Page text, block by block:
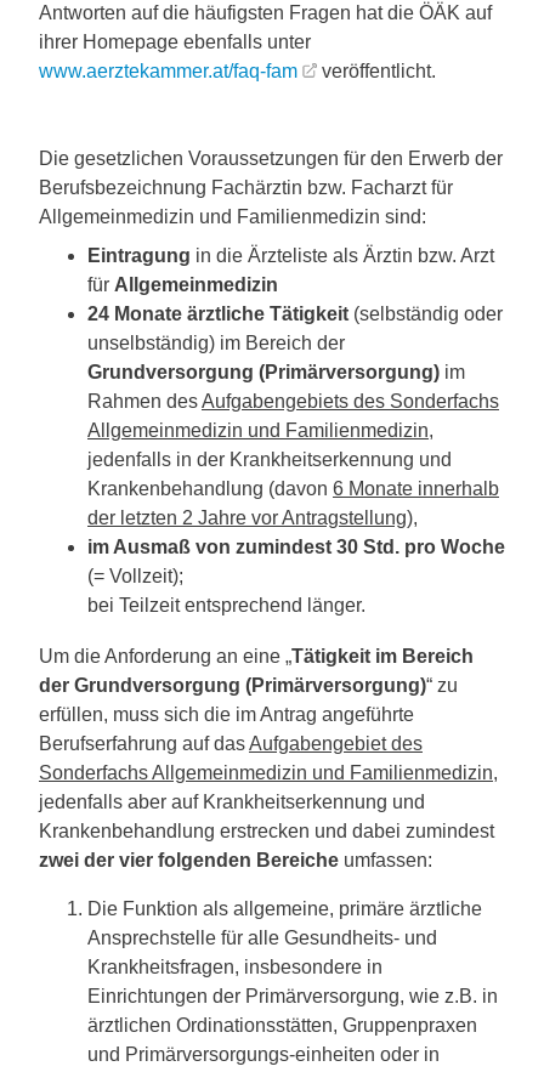
Antworten auf die häufigsten Fragen hat die ÖÄK auf
ihrer Homepage ebenfalls unter
www.aerztekammer.at/faq-fam
veröffentlicht.
Die gesetzlichen Voraussetzungen für den Erwerb der
Berufsbezeichnung Fachärztin bzw. Facharzt für
Allgemeinmedizin und Familienmedizin sind:
Eintragung in die Ärzteliste als Ärztin bzw. Arzt
für Allgemeinmedizin
24 Monate ärztliche Tätigkeit (selbständig oder
unselbständig) im Bereich der
Grundversorgung (Primärversorgung) im
Rahmen desAufgabengebiets des Sonderfachs
Allgemeinmedizin und Familienmedizin,
jedenfalls in der Krankheitserkennung und
Krankenbehandlung (davon 6 Monate innerhalb
der letzten 2 Jahre vor Antragstellung),
im Ausmaß von zumindest 30 Std. pro Woche
(= Vollzeit);
bei Teilzeit entsprechend länger.
Um die Anforderung an eine „Tätigkeit im Bereich
der Grundversorgung (Primärversorgung)“ zu
erfüllen, muss sich die im Antrag angeführte
Berufserfahrung auf dasAufgabengebiet des
Sonderfachs Allgemeinmedizin und Familienmedizin,
jedenfalls aber auf Krankheitserkennung und
Krankenbehandlung erstrecken und dabei zumindest
zwei der vier folgenden Bereiche umfassen:
Die Funktion als allgemeine, primäre ärztliche
Ansprechstelle für alle Gesundheits- und
Krankheitsfragen, insbesondere in
Einrichtungen der Primärversorgung, wie z.B. in
ärztlichen Ordinationsstätten, Gruppenpraxen
und Primärversorgungs-einheiten oder in